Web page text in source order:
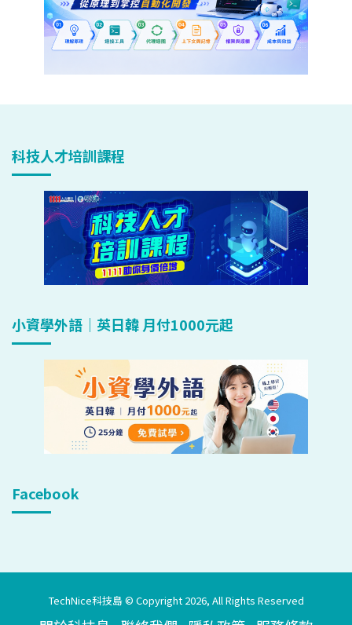
科技人才培訓課程
小資學外語｜英日韓 月付1000元起
Facebook
TechNice科技島 © Copyright 2026, All Rights Reserved